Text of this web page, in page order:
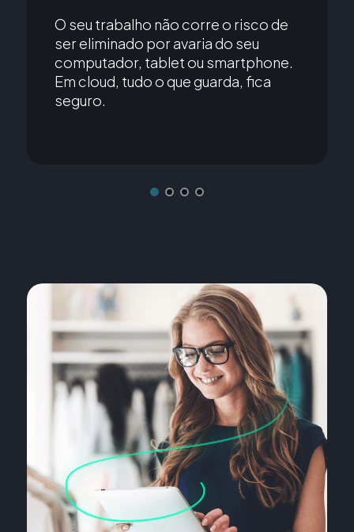
Email
Contacto
Área de Atividade
Empresa
O seu trabalho não corre o risco de
ser eliminado por avaria do seu
computador, tablet ou smartphone.
Em cloud, tudo o que guarda, fica
seguro.